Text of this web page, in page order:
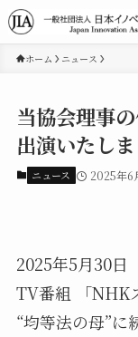
ホーム ニュース
当協会理事
出演いたし
ニュース 2025年6
2025年5月30日
TV番組 「NHK
“均等法の母”に